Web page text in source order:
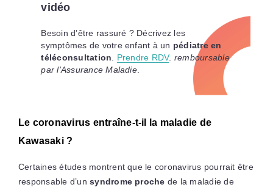
vidéo
Besoin d’être rassuré ? Décrivez les
symptômes de votre enfant à un pédiatre en
téléconsultation
Prendre RDV. remboursable
par l’Assurance Maladie.
Le coronavirus entraîne-t-il la maladie de
Kawasaki ?
Certaines études montrent que le coronavirus pourrait être
responsable d’un syndrome proche de la maladie de